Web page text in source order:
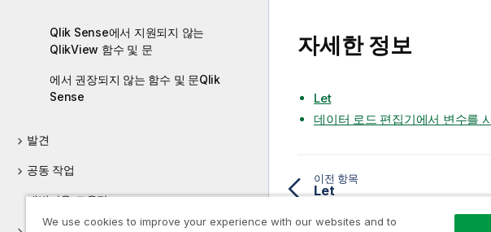
Qlik Sense에서 지원되지 않는
QlikView 함수 및 문
에서 권장되지 않는 함수 및 문Qlik
Sense
발견
공동 작업
개발자용 도움말
자세한 정보
Let
데이터 로드 편집기에서 변수를
이전 항목
Let
We use cookies to improve your experience with our websites and to